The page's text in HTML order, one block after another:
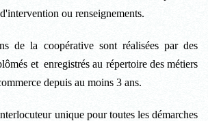
ou renseignements.
de la coopérative sont réalisées par des
et enregistrés au répertoire des métiers
depuis au moins 3 ans.
unique pour toutes les démarches